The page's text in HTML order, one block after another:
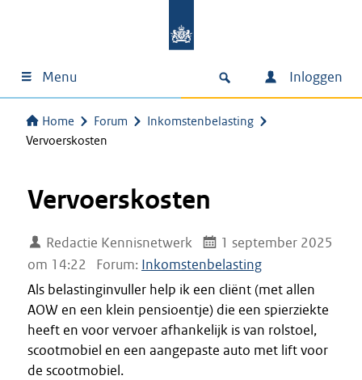
Menu Inloggen
Home Forum
Inkomstenbelasting
Vervoerskosten
Vervoerskosten
Redactie Kennisnetwerk
1 september 2025
om 14:22
Forum: Inkomstenbelasting
Als belastinginvuller help ik een cliënt (met allen
AOW en een klein pensioentje) die een spierziekte
heeft en voor vervoer afhankelijk is van rolstoel,
scootmobiel en een aangepaste auto met lift voor
de scootmobiel.